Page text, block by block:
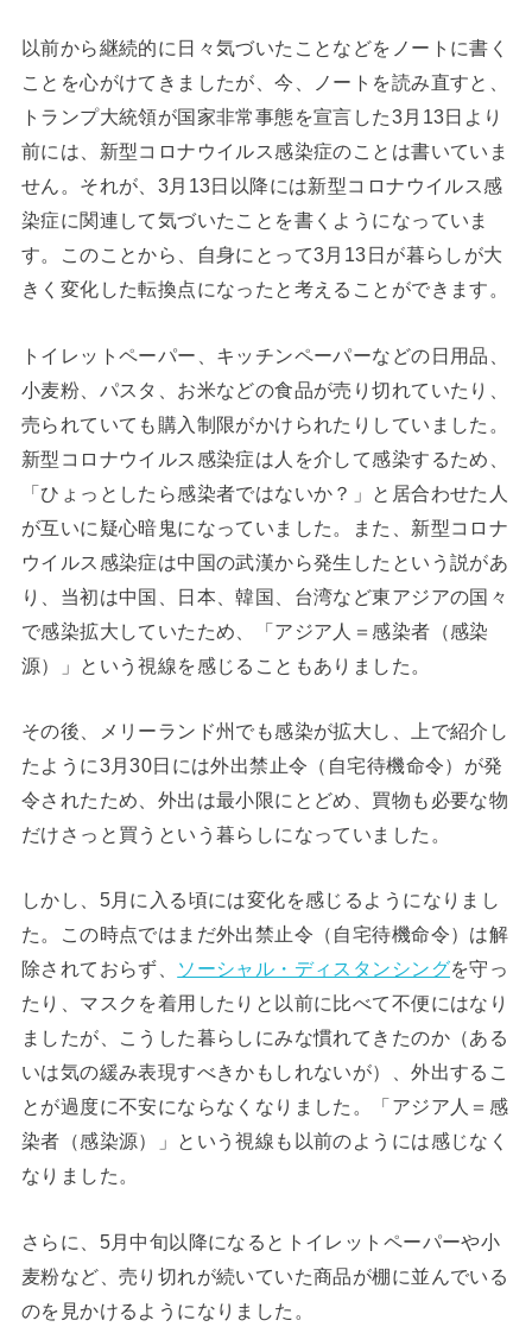
以前から継続的に日々気づいたことなどをノートに書く
ことを心がけてきましたが、今、ノートを読み直すと、
トランプ大統領が国家非常事態を宣言した3月13日より
前には、新型コロナウイルス感染症のことは書いていま
せん。それが、3月13日以降には新型コロナウイルス感
染症に関連して気づいたことを書くようになっていま
す。このことから、自身にとって3月13日が暮らしが大
きく変化した転換点になったと考えることができます。
トイレットペーパー、キッチンペーパーなどの日用品、
小麦粉、パスタ、お米などの食品が売り切れていたり、
売られていても購入制限がかけられたりしていました。
新型コロナウイルス感染症は人を介して感染するため、
「ひょっとしたら感染者ではないか？」と居合わせた人
が互いに疑心暗鬼になっていました。また、新型コロナ
ウイルス感染症は中国の武漢から発生したという説があ
り、当初は中国、日本、韓国、台湾など東アジアの国々
で感染拡大していたため、「アジア人＝感染者（感染
源）」という視線を感じることもありました。
その後、メリーランド州でも感染が拡大し、上で紹介し
たように3月30日には外出禁止令（自宅待機命令）が発
令されたため、外出は最小限にとどめ、買物も必要な物
だけさっと買うという暮らしになっていました。
しかし、5月に入る頃には変化を感じるようになりまし
た。この時点ではまだ外出禁止令（自宅待機命令）は解
除されておらず、 ソーシャル・ディスタンシングを守っ
たり、マスクを着用したりと以前に比べて不便にはなり
ましたが、こうした暮らしにみな慣れてきたのか（ある
いは気の緩み表現すべきかもしれないが）、外出するこ
とが過度に不安にならなくなりました。「アジア人＝感
染者（感染源）」という視線も以前のようには感じなく
なりました。
さらに、5月中旬以降になるとトイレットペーパーや小
麦粉など、売り切れが続いていた商品が棚に並んでいる
のを見かけるようになりました。